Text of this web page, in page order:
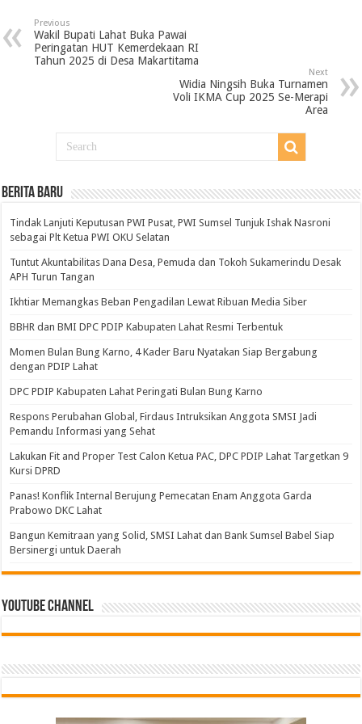
Previous
Wakil Bupati Lahat Buka Pawai
Peringatan HUT Kemerdekaan RI
Tahun 2025 di Desa Makartitama
Next
Widia Ningsih Buka Turnamen
Voli IKMA Cup 2025 Se-Merapi
Area
BERITA BARU
Tindak Lanjuti Keputusan PWI Pusat, PWI Sumsel Tunjuk Ishak Nasroni
sebagai Plt Ketua PWI OKU Selatan
Tuntut Akuntabilitas Dana Desa, Pemuda dan Tokoh Sukamerindu Desak
APH Turun Tangan
Ikhtiar Memangkas Beban Pengadilan Lewat Ribuan Media Siber
BBHR dan BMI DPC PDIP Kabupaten Lahat Resmi Terbentuk
Momen Bulan Bung Karno, 4 Kader Baru Nyatakan Siap Bergabung
dengan PDIP Lahat
DPC PDIP Kabupaten Lahat Peringati Bulan Bung Karno
Respons Perubahan Global, Firdaus Intruksikan Anggota SMSI Jadi
Pemandu Informasi yang Sehat
Lakukan Fit and Proper Test Calon Ketua PAC, DPC PDIP Lahat Targetkan 9
Kursi DPRD
Panas! Konflik Internal Berujung Pemecatan Enam Anggota Garda
Prabowo DKC Lahat
Bangun Kemitraan yang Solid, SMSI Lahat dan Bank Sumsel Babel Siap
Bersinergi untuk Daerah
Youtube Channel